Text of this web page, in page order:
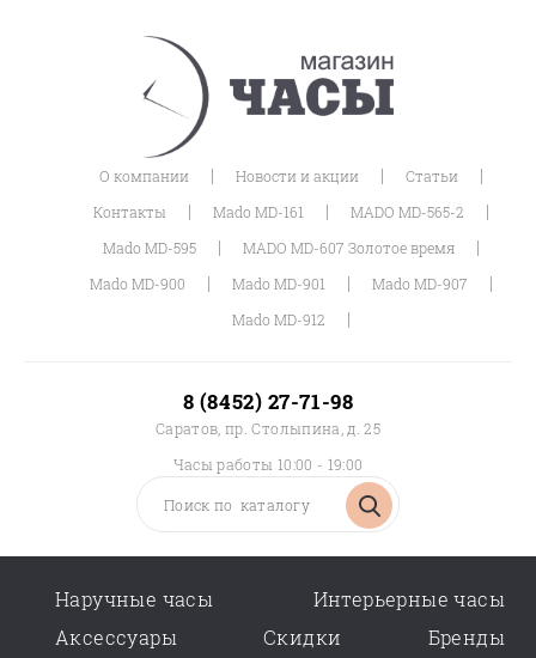
О компании | Новости и акции | Статьи |
Контакты | Mado MD-161 | MADO MD-565-2 |
Mado MD-595 | MADO MD-607 Золотое время |
Mado MD-900 | Mado MD-901 | Mado MD-907 |
Mado MD-912 |
8 (8452) 27-71-98
Саратов, пр. Столыпина, д. 25
Часы работы 10:00 - 19:00
Наручные часы
Интерьерные часы
Аксессуары
Скидки Бренды